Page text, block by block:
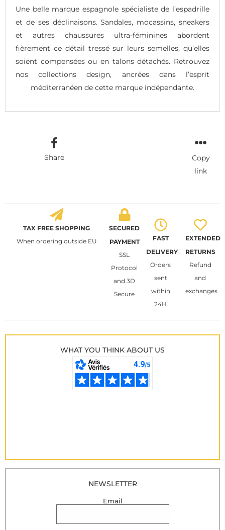
Une belle marque espagnole spécialiste de l’espadrille
et de ses déclinaisons. Sandales, mocassins, sneakers
et autres chaussures ultra-féminines abordent
fièrement ce détail tressé sur leurs semelles, qu’elles
soient compensées ou en talons détachés. Retrouvez
nos collections design, ancrées dans l’esprit
méditerranéen de cette marque indépendante.
Share
Copy
link
TAX FREE SHOPPING
When ordering outside EU
SECURED
PAYMENT
SSL
Protocol
and 3D
Secure
FAST
DELIVERY
Orders
sent
within
24H
EXTENDED
RETURNS
Refund
and
exchanges
WHAT YOU THINK ABOUT US
NEWSLETTER
Email